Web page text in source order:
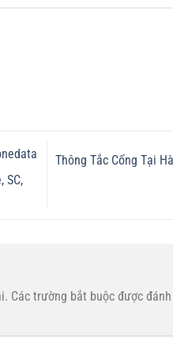
SC,
Thông Tắc Cống Tại
Các trường bắt buộc được